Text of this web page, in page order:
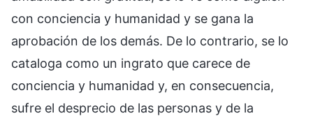
con conciencia y humanidad y se gana la
aprobación de los demás. De lo contrario, se lo
cataloga como un ingrato que carece de
conciencia y humanidad y, en consecuencia,
sufre el desprecio de las personas y de la